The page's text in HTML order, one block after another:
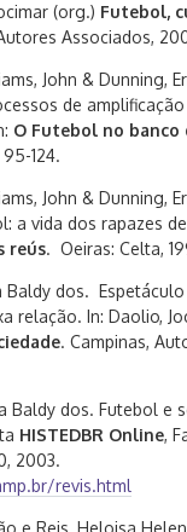
(org.) Futebol,
Associados,
John & Dunning,
de
O Futebol no banco
124.
John & Dunning,
a vida dos rapazes
reús. Oeiras: Celta,
Baldy dos.
relação. In: Daolio,
. Campinas,
Baldy dos. Futebol e
HISTEDBR Online,
2003.
revis.html
e Reis, Heloisa